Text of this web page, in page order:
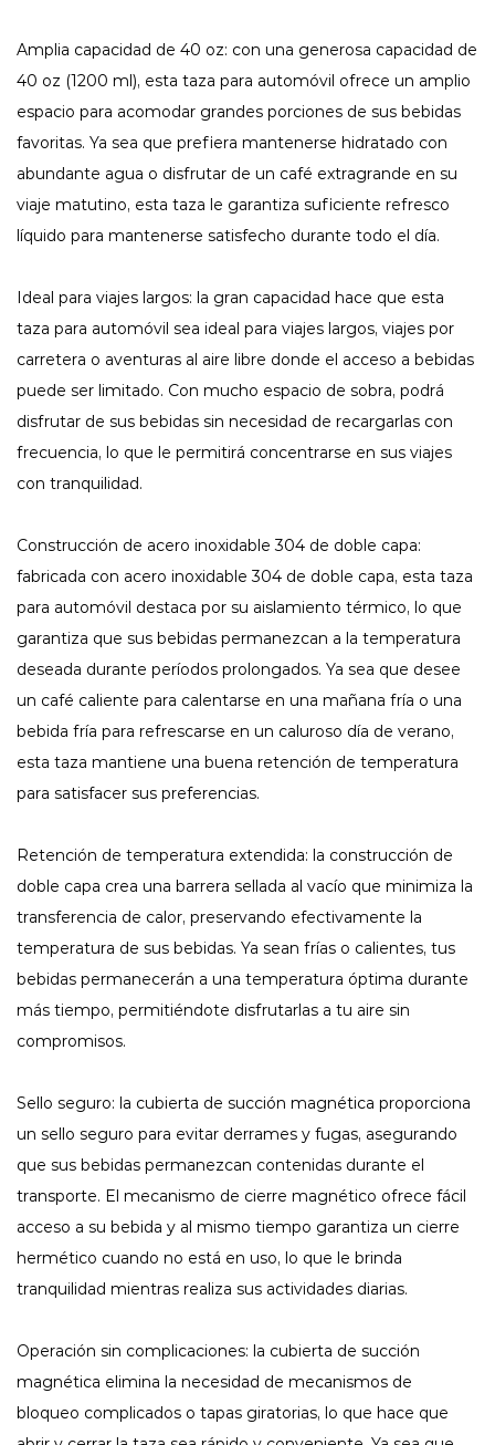
Amplia capacidad de 40 oz: con una generosa capacidad de
40 oz (1200 ml), esta taza para automóvil ofrece un amplio
espacio para acomodar grandes porciones de sus bebidas
favoritas. Ya sea que prefiera mantenerse hidratado con
abundante agua o disfrutar de un café extragrande en su
viaje matutino, esta taza le garantiza suficiente refresco
líquido para mantenerse satisfecho durante todo el día.
Ideal para viajes largos: la gran capacidad hace que esta
taza para automóvil sea ideal para viajes largos, viajes por
carretera o aventuras al aire libre donde el acceso a bebidas
puede ser limitado. Con mucho espacio de sobra, podrá
disfrutar de sus bebidas sin necesidad de recargarlas con
frecuencia, lo que le permitirá concentrarse en sus viajes
con tranquilidad.
Construcción de acero inoxidable 304 de doble capa:
fabricada con acero inoxidable 304 de doble capa, esta taza
para automóvil destaca por su aislamiento térmico, lo que
garantiza que sus bebidas permanezcan a la temperatura
deseada durante períodos prolongados. Ya sea que desee
un café caliente para calentarse en una mañana fría o una
bebida fría para refrescarse en un caluroso día de verano,
esta taza mantiene una buena retención de temperatura
para satisfacer sus preferencias.
Retención de temperatura extendida: la construcción de
doble capa crea una barrera sellada al vacío que minimiza la
transferencia de calor, preservando efectivamente la
temperatura de sus bebidas. Ya sean frías o calientes, tus
bebidas permanecerán a una temperatura óptima durante
más tiempo, permitiéndote disfrutarlas a tu aire sin
compromisos.
Sello seguro: la cubierta de succión magnética proporciona
un sello seguro para evitar derrames y fugas, asegurando
que sus bebidas permanezcan contenidas durante el
transporte. El mecanismo de cierre magnético ofrece fácil
acceso a su bebida y al mismo tiempo garantiza un cierre
hermético cuando no está en uso, lo que le brinda
tranquilidad mientras realiza sus actividades diarias.
Operación sin complicaciones: la cubierta de succión
magnética elimina la necesidad de mecanismos de
bloqueo complicados o tapas giratorias, lo que hace que